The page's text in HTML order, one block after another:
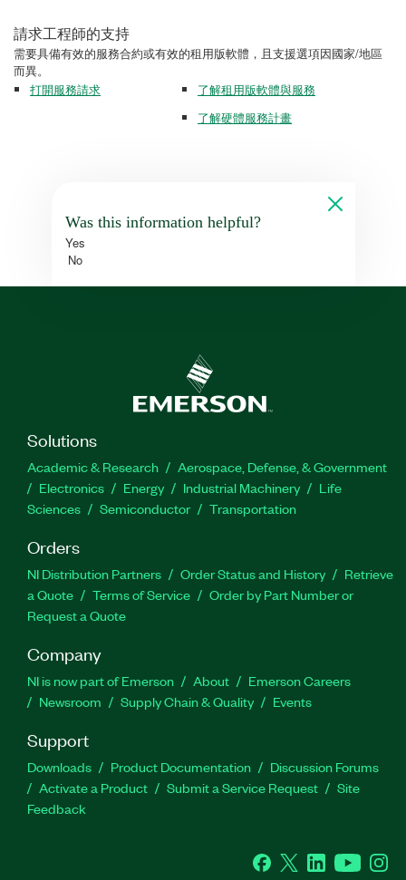
請求工程師的支持
需要具備有效的服務合約或有效的租用版軟體，且支援選項因國家/地區
而異。
打開服務請求
了解租用版軟體與服務
了解硬體服務計畫
Was this information helpful?
Yes
No
Solutions
Academic & Research
Aerospace, Defense, & Government
Electronics
Energy Industrial Machinery
Life
Sciences
Semiconductor Transportation
Orders
NI Distribution Partners Order Status and History
Retrieve
a Quote
Terms of Service
Order by Part Number or
Request a Quote
Company
NI is now part of Emerson About
Emerson Careers
Newsroom
Supply Chain & Quality Events
Support
Downloads Product Documentation
Discussion Forums
Activate a Product
Submit a Service Request
Site
Feedback
Facebook
Twitter LinkedInYouTube